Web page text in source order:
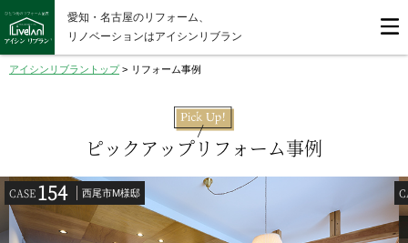
愛知・名古屋のリフォーム、
リノベーションはアイシンリブラン
アイシンリブラントップ> リフォーム事例
ピックアップリフォーム事例
CASE154 西尾市M様邸